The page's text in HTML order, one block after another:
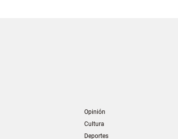
Opinión
Cultura
Deportes